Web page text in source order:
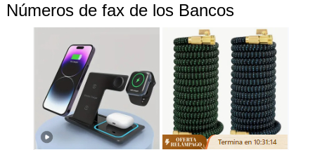
Números de fax de los Bancos